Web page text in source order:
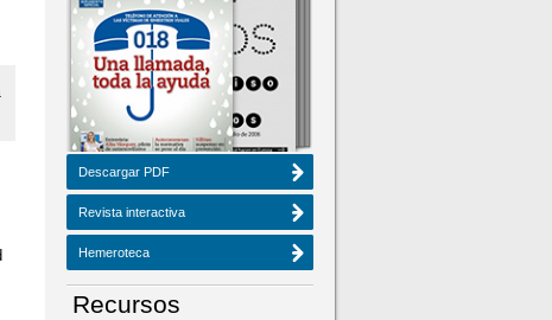
Descargar PDF
Revista interactiva
Hemeroteca
Recursos